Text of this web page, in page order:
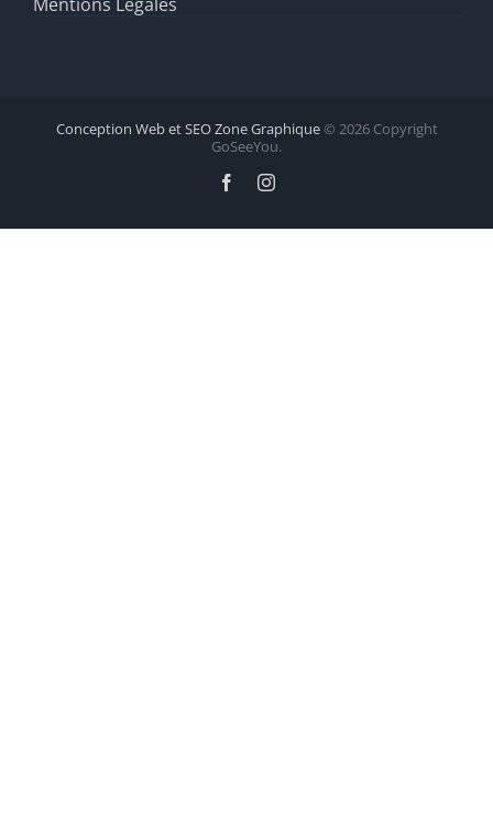
Conception Web et SEO Zone Graphique© 2026 Copyright
GoSeeYou.
FacebookInstagram